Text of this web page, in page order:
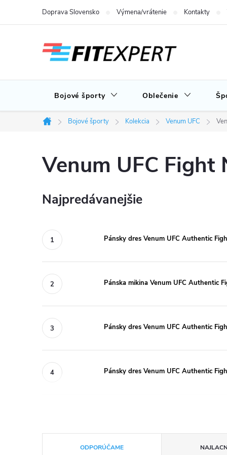
Doprava Slovensko Výmena/vrátenie Kontakty
Bojové športy Oblečenie
Domov
Bojové športy Kolekcia Venum UFC
Venum UFC Fight
Najpredávanejšie
Pánsky dres Venum UFC Authentic
Pánska mikina Venum UFC Authentic
Pánsky dres Venum UFC Authentic
Pánsky dres Venum UFC Authentic
ODPORÚČAME